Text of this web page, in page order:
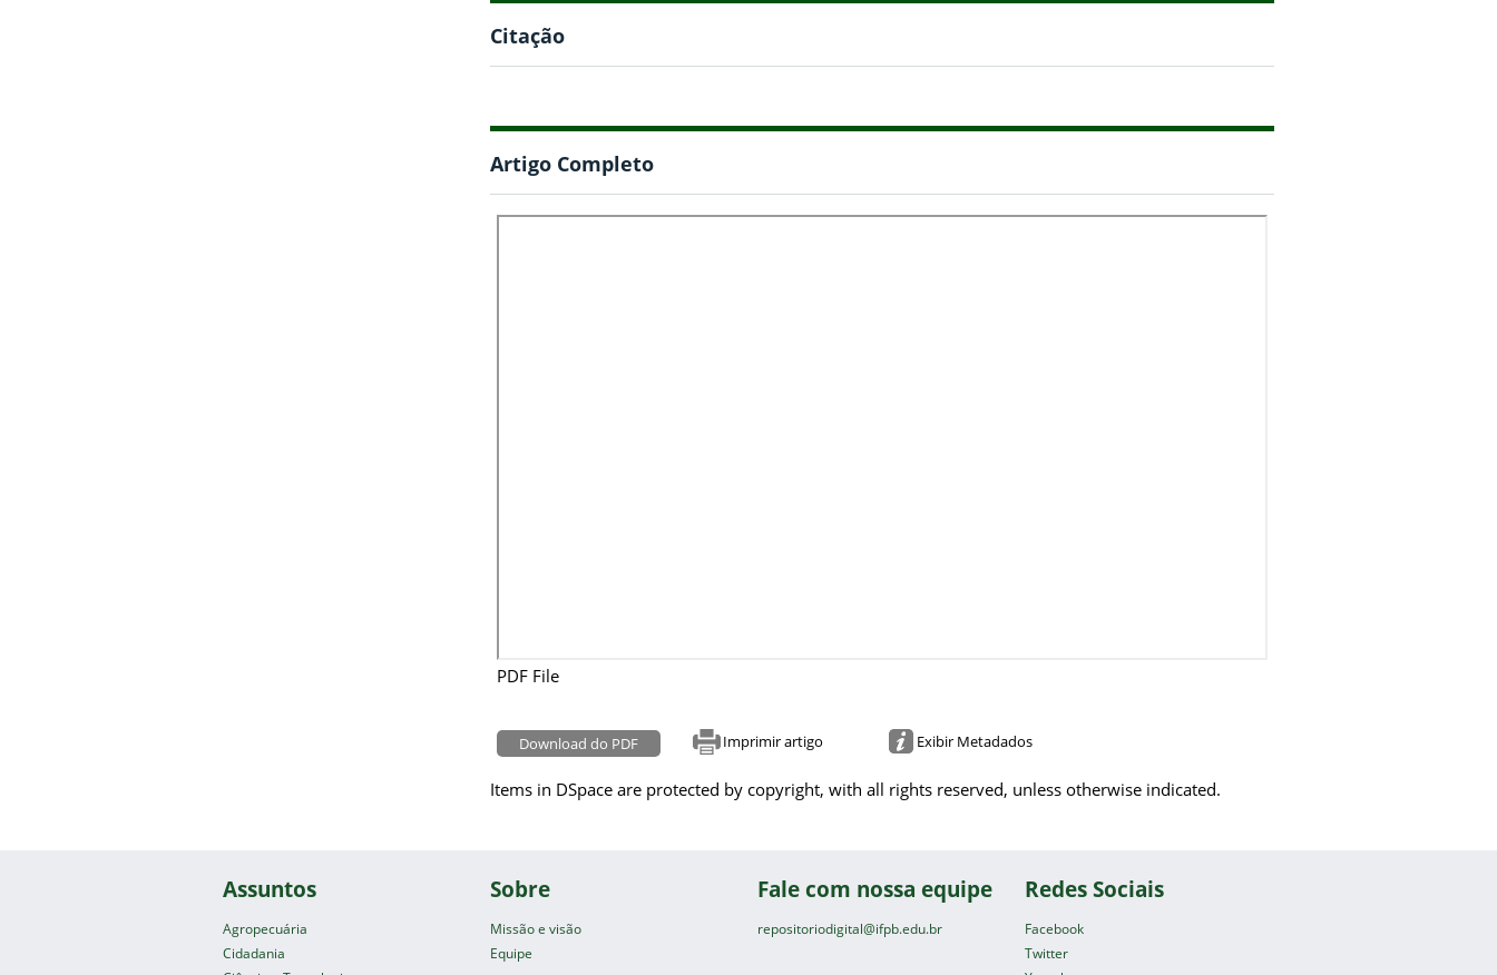
Citação
Artigo Completo
PDF File
Download do PDF Imprimir artigo Exibir Metadados
Items in DSpace are protected by copyright, with all rights reserved, unless otherwise indicated.
Assuntos
Agropecuária
Cidadania
Sobre
Missão e visão
Equipe
Fale com nossa equipe
repositoriodigital@ifpb.edu.br
Redes Sociais
Facebook
Twitter